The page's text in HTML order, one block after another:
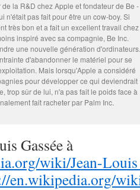
la R&D chez Apple et fondateur de Be -
n'était pas fait pour être un cow-boy. Si
très bon et a fait un excellent travail chez
inspiré avec sa compagnie, Be Inc.
une nouvelle génération d'ordinateurs.
d'abandonner le matériel pour se
Mais lorsqu'Apple a considéré
pour développer ce qui deviendrait
trop sûr de lui, n'a pas fait le poids face à
fait racheter par Palm Inc.
Gassée à
wiki/Jean-
en.wikipedia.org/